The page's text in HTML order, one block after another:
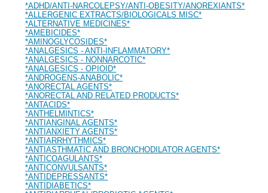
*ADHD/ANTI-NARCOLEPSY/ANTI-OBESITY/ANOREXIANTS*
*ALLERGENIC EXTRACTS/BIOLOGICALS MISC*
*ALTERNATIVE MEDICINES*
*AMEBICIDES*
*AMINOGLYCOSIDES*
*ANALGESICS - ANTI-INFLAMMATORY*
*ANALGESICS - NONNARCOTIC*
*ANALGESICS - OPIOID*
*ANDROGENS-ANABOLIC*
*ANORECTAL AGENTS*
*ANORECTAL AND RELATED PRODUCTS*
*ANTACIDS*
*ANTHELMINTICS*
*ANTIANGINAL AGENTS*
*ANTIANXIETY AGENTS*
*ANTIARRHYTHMICS*
*ANTIASTHMATIC AND BRONCHODILATOR AGENTS*
*ANTICOAGULANTS*
*ANTICONVULSANTS*
*ANTIDEPRESSANTS*
*ANTIDIABETICS*